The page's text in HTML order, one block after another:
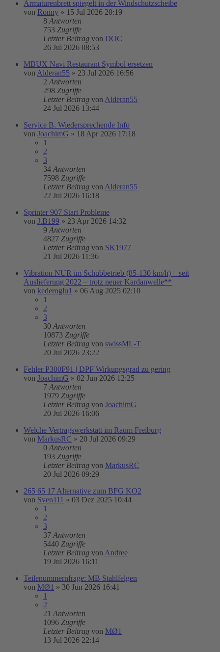
Armaturenbrett spiegelt in der Windschutzscheibe
von Ronny » 15 Jul 2026 20:19
8 Antworten
753 Zugriffe
Letzter Beitrag von DOC
26 Jul 2026 08:53
MBUX Navi Restaurant Symbol ersetzen
von Alderan55 » 23 Jul 2026 16:56
2 Antworten
298 Zugriffe
Letzter Beitrag von Alderan55
24 Jul 2026 13:44
Service B. Wiedersprechende Info
von JoachimG » 18 Apr 2026 17:18
1
2
3
34 Antworten
7598 Zugriffe
Letzter Beitrag von Alderan55
22 Jul 2026 16:18
Sprinter 907 Start Probleme
von J.B199 » 23 Apr 2026 14:32
9 Antworten
4827 Zugriffe
Letzter Beitrag von SK1977
21 Jul 2026 11:36
Vibration NUR im Schubbetrieb (85-130 km/h) – seit
Auslieferung 2022 – trotz neuer Kardanwelle**
von kederoglu1 » 06 Aug 2025 02:10
1
2
3
30 Antworten
10873 Zugriffe
Letzter Beitrag von swissML-T
20 Jul 2026 23:22
Fehler P300F91 | DPF Wirkungsgrad zu gering
von JoachimG » 02 Jun 2026 12:25
7 Antworten
1979 Zugriffe
Letzter Beitrag von JoachimG
20 Jul 2026 16:06
Welche Vertragswerkstatt im Raum Freiburg
von MarkusRC » 20 Jul 2026 09:29
0 Antworten
193 Zugriffe
Letzter Beitrag von MarkusRC
20 Jul 2026 09:29
265 65 17 Alternative zum BFG KO2
von Sven111 » 03 Dez 2025 10:44
1
2
3
37 Antworten
5440 Zugriffe
Letzter Beitrag von Andree
19 Jul 2026 16:11
Teilenummernfrage: MB Stahlfelgen
von MØ1 » 30 Jun 2026 16:41
1
2
21 Antworten
1096 Zugriffe
Letzter Beitrag von MØ1
13 Jul 2026 22:14